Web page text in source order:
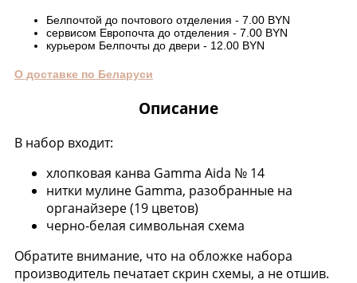
Белпочтой до почтового отделения - 7.00 BYN
сервисом Европочта до отделения - 7.00 BYN
курьером Белпочты до двери - 12.00 BYN
О доставке по Беларуси
Описание
В набор входит:
хлопковая канва Gamma Aida № 14
нитки мулине Gamma, разобранные на
органайзере (19 цветов)
черно-белая символьная схема
Обратите внимание, что на обложке набора
производитель печатает скрин схемы, а не отшив.